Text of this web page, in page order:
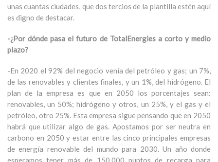
unas cuantas ciudades, que dos tercios de la plantilla estén aquí
es digno de destacar.
-¿Por dónde pasa el futuro de TotalEnergies a corto y medio
plazo?
-En 2020 el 92% del negocio venía del petróleo y gas; un 7%,
de las renovables y clientes finales, y un 1%, del hidrógeno. El
plan de la empresa es que en 2050 los porcentajes sean:
renovables, un 50%; hidrógeno y otros, un 25%, y el gas y el
petróleo, otro 25%. Esta empresa sigue pensando que en 2050
habrá que utilizar algo de gas. Apostamos por ser neutra en
carbono en 2050 y estar entre las cinco principales empresas
de energía renovable del mundo para 2030. Un año donde
esperamos tener más de 150.000 puntos de recarga para